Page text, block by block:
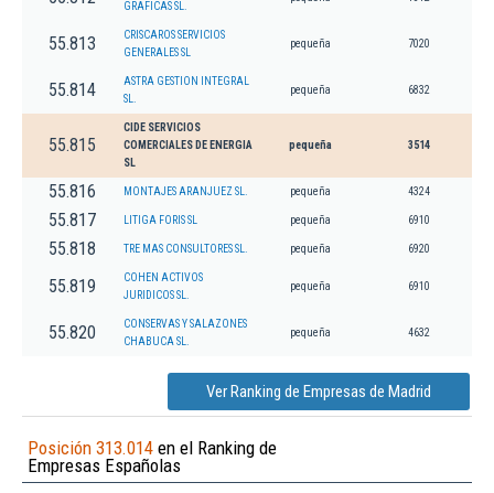
GRAFICAS SL.
55.813
CRISCAROS SERVICIOS
GENERALES SL
pequeña 7020
55.814
ASTRA GESTION INTEGRAL
SL.
pequeña 6832
55.815
CIDE SERVICIOS
COMERCIALES DE ENERGIA
SL
pequeña 3514
55.816 MONTAJES ARANJUEZ SL. pequeña 4324
55.817 LITIGA FORIS SL pequeña 6910
55.818 TRE MAS CONSULTORES SL. pequeña 6920
55.819
COHEN ACTIVOS
JURIDICOS SL.
pequeña 6910
55.820
CONSERVAS Y SALAZONES
CHABUCA SL.
pequeña 4632
Ver Ranking de Empresas de Madrid
Posición 313.014 en el Ranking de
Empresas Españolas